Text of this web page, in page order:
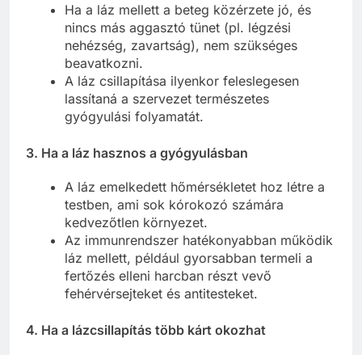
Ha a láz mellett a beteg közérzete jó, és
nincs más aggasztó tünet (pl. légzési
nehézség, zavartság), nem szükséges
beavatkozni.
A láz csillapítása ilyenkor feleslegesen
lassítaná a szervezet természetes
gyógyulási folyamatát.
3. Ha a láz hasznos a gyógyulásban
A láz emelkedett hőmérsékletet hoz létre a
testben, ami sok kórokozó számára
kedvezőtlen környezet.
Az immunrendszer hatékonyabban működik
láz mellett, például gyorsabban termeli a
fertőzés elleni harcban részt vevő
fehérvérsejteket és antitesteket.
4. Ha a lázcsillapítás több kárt okozhat